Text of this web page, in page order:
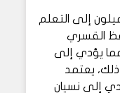
إلى التعلم
القسري
يؤدي إلى
يعتمد
إلى نسيان